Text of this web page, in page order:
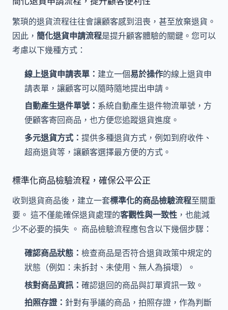
繁瑣的退貨流程往往會讓顧客感到沮喪，甚至放棄退貨。
因此， 簡化退貨申請流程是提升顧客體驗的關鍵。您可以
考慮以下幾種方式：
線上退貨申請表單： 建立一個易於操作的線上退貨申
請表單，讓顧客可以隨時隨地提出申請。
自動產生退件單號： 系統自動產生退件物流單號，方
便顧客寄回商品，也方便您追蹤退貨進度。
多元退貨方式： 提供多種退貨方式，例如到府收件、
超商退貨等，讓顧客選擇最方便的方式。
標準化商品檢驗流程，確保公平公正
收到退貨商品後，建立一套標準化的商品檢驗流程至關重
要。 這不僅能確保退貨處理的客觀性與一致性 ，也能減
少不必要的損失 。 商品檢驗流程應包含以下幾個步驟：
確認商品狀態： 檢查商品是否符合退貨政策中規定的
狀態（例如：未拆封、未使用、無人為損壞）。
核對商品資訊： 確認退回的商品與訂單資訊一致。
拍照存證： 針對有爭議的商品，拍照存證，作為判斷